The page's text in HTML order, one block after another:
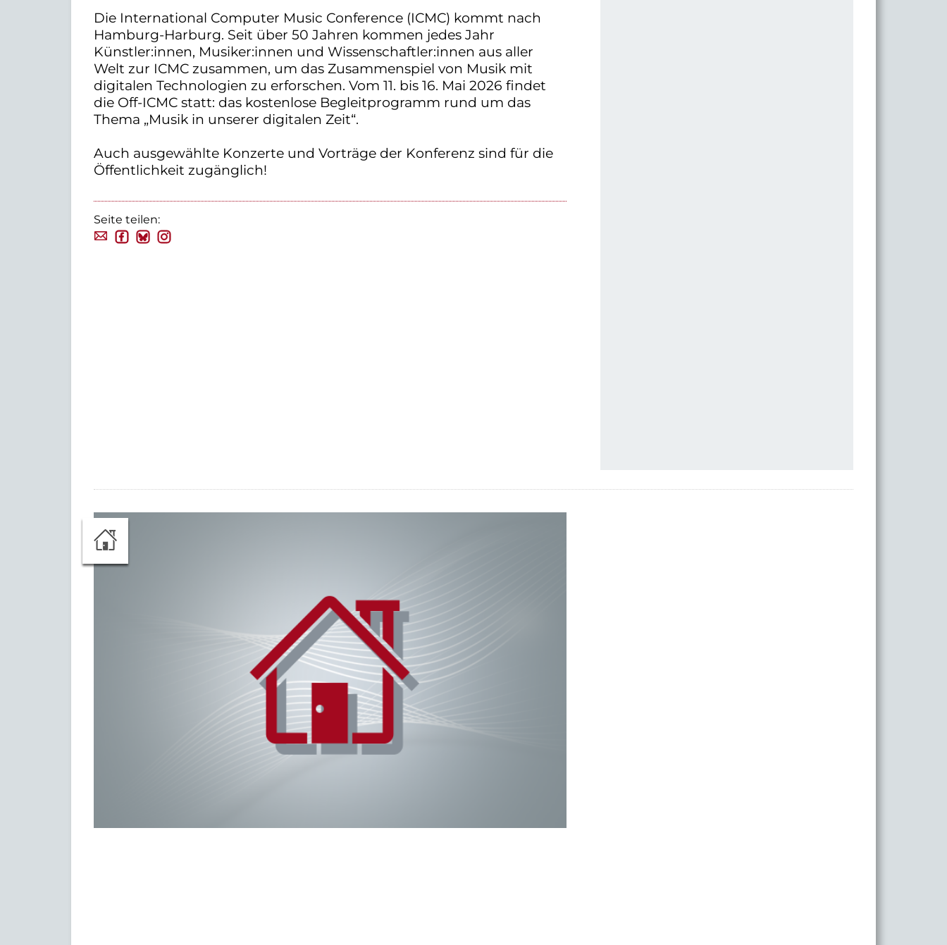
Die International Computer Music Conference (ICMC) kommt nach
Hamburg-Harburg. Seit über 50 Jahren kommen jedes Jahr
Künstler:innen, Musiker:innen und Wissenschaftler:innen aus aller
Welt zur ICMC zusammen, um das Zusammenspiel von Musik mit
digitalen Technologien zu erforschen. Vom 11. bis 16. Mai 2026 findet
die Off-ICMC statt: das kostenlose Begleitprogramm rund um das
Thema „Musik in unserer digitalen Zeit“.
Auch ausgewählte Konzerte und Vorträge der Konferenz sind für die
Öffentlichkeit zugänglich!
Seite teilen: